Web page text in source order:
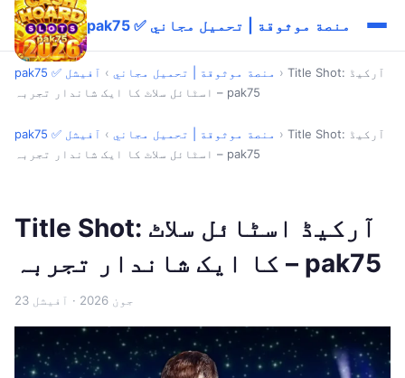
pak75 ✅ منصة موثوقة | تحميل مجاني
pak75 ✅ منصة موثوقة | تحميل مجاني › آفیشل › Title Shot: آرکیڈ
اسٹائل سلاٹ کا ایک شاندار تجربہ – pak75
pak75 ✅ منصة موثوقة | تحميل مجاني › آفیشل › Title Shot: آرکیڈ
اسٹائل سلاٹ کا ایک شاندار تجربہ – pak75
Title Shot: آرکیڈ اسٹائل سلاٹ
کا ایک شاندار تجربہ – pak75
23 جون 2026 · آفیشل